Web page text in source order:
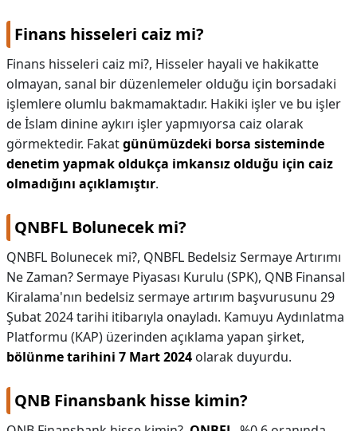
Finans hisseleri caiz mi?
Finans hisseleri caiz mi?, Hisseler hayali ve hakikatte
olmayan, sanal bir düzenlemeler olduğu için borsadaki
işlemlere olumlu bakmamaktadır. Hakiki işler ve bu işler
de İslam dinine aykırı işler yapmıyorsa caiz olarak
görmektedir. Fakatgünümüzdeki borsa sisteminde
denetim yapmak oldukça imkansız olduğu için caiz
olmadığını açıklamıştır.
QNBFL Bolunecek mi?
QNBFL Bolunecek mi?, QNBFL Bedelsiz Sermaye Artırımı
Ne Zaman? Sermaye Piyasası Kurulu (SPK), QNB Finansal
Kiralama'nın bedelsiz sermaye artırım başvurusunu 29
Şubat 2024 tarihi itibarıyla onayladı. Kamuyu Aydınlatma
Platformu (KAP) üzerinden açıklama yapan şirket,
bölünme tarihini 7 Mart 2024 olarak duyurdu.
QNB Finansbank hisse kimin?